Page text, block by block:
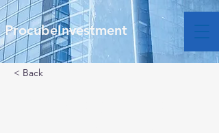
ProcubeInvestment
< Back